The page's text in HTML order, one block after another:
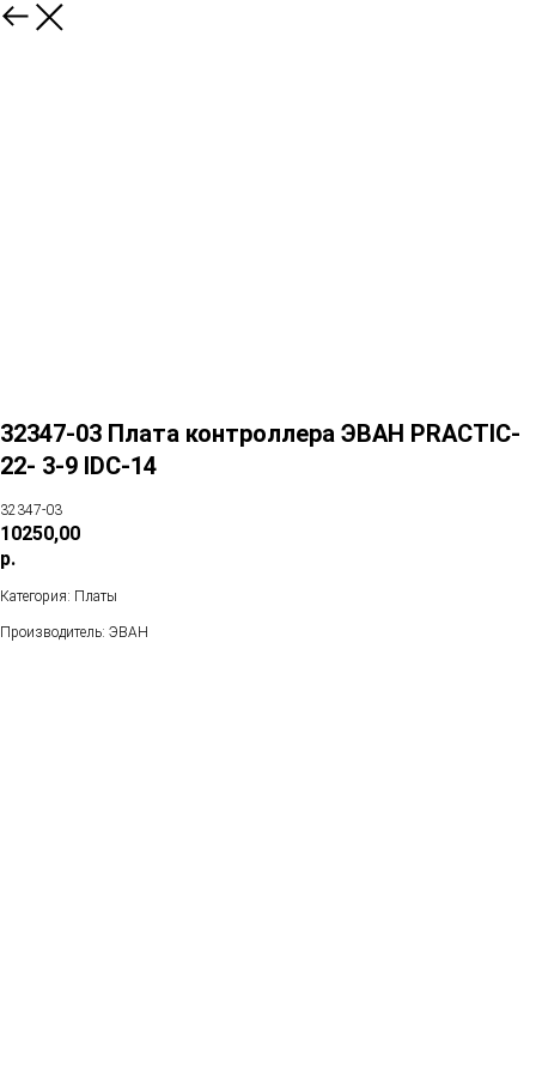
32347-03 Плата контроллера ЭВАН PRACTIC-
22- 3-9 IDC-14
32347-03
10250,00
р.
Категория: Платы
Производитель: ЭВАН